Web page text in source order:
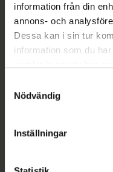
information från din
annons- och
Dessa kan i sin tur
information som du
återkalla ditt samtycke
cookieinställningar.
lagligheten av
Nödvändig
Inställningar
användning.
EAN: